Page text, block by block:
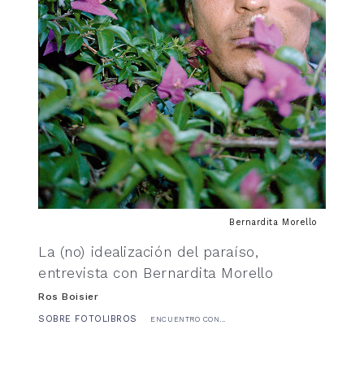
Bernardita Morello
La (no) idealización del paraíso,
entrevista con Bernardita Morello
Ros Boisier
SOBRE FOTOLIBROS ENCUENTRO CON...